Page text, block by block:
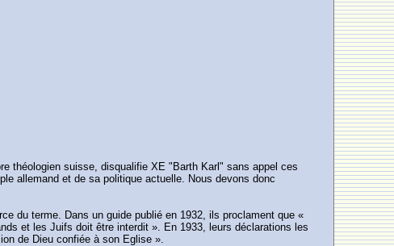
théologien suisse, disqualifie XE "Barth Karl" sans appel ces
allemand et de sa politique actuelle. Nous devons donc
du terme. Dans un guide publié en 1932, ils proclament que «
et les Juifs doit être interdit ». En 1933, leurs déclarations les
de Dieu confiée à son Eglise ».